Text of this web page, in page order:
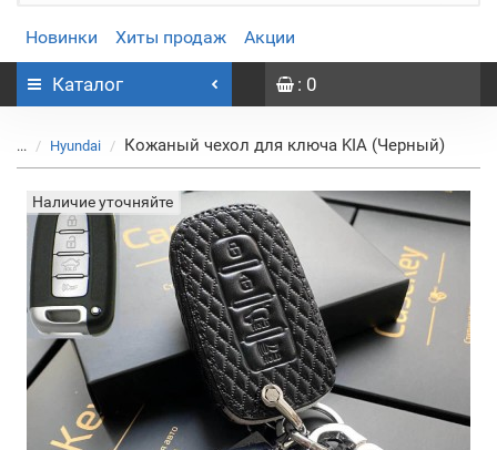
Новинки Хиты продаж Акции
Каталог : 0
... Hyundai Кожаный чехол для ключа KIA (Черный)
Наличие уточняйте